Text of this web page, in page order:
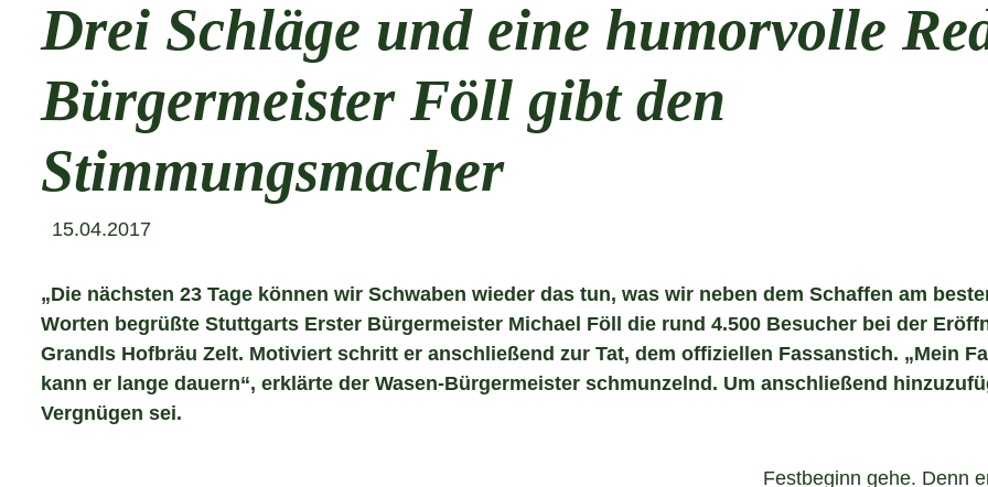
Drei Schläge und eine humorvolle
Bürgermeister Föll gibt den
Stimmungsmacher
15.04.2017
„Die nächsten 23 Tage können wir Schwaben wieder das tun, was wir neben dem Schaffen am
Worten begrüßte Stuttgarts Erster Bürgermeister Michael Föll die rund 4.500 Besucher bei der
Grandls Hofbräu Zelt. Motiviert schritt er anschließend zur Tat, dem offiziellen Fassanstich. „Mein
kann er lange dauern“, erklärte der Wasen-Bürgermeister schmunzelnd. Um anschließend
Vergnügen sei.
Festbeginn gehe. Denn